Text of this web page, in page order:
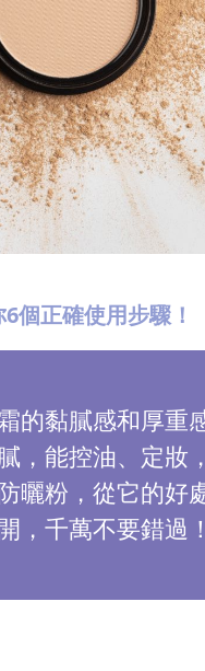
個正確使用步驟！
的黏膩感和厚重
，能控油、定妝
曬粉，從它的好
，千萬不要錯過！